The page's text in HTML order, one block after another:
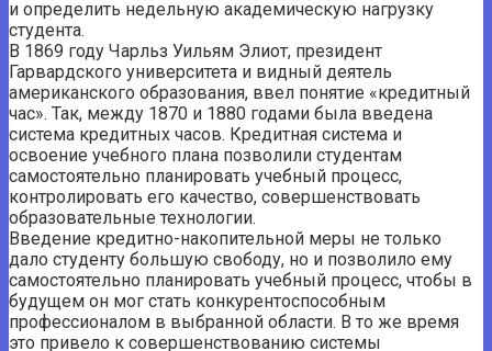
и определить недельную академическую нагрузку
студента.
В 1869 году Чарльз Уильям Элиот, президент
Гарвардского университета и видный деятель
американского образования, ввел понятие «кредитный
час». Так, между 1870 и 1880 годами была введена
система кредитных часов. Кредитная система и
освоение учебного плана позволили студентам
самостоятельно планировать учебный процесс,
контролировать его качество, совершенствовать
образовательные технологии.
Введение кредитно-накопительной меры не только
дало студенту большую свободу, но и позволило ему
самостоятельно планировать учебный процесс, чтобы в
будущем он мог стать конкурентоспособным
профессионалом в выбранной области. В то же время
это привело к совершенствованию системы